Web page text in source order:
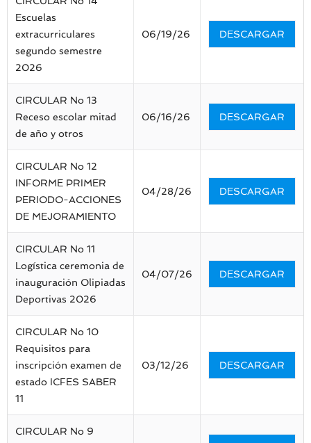
Escuelas
extracurriculares
segundo semestre
2026
06/19/26 DESCARGAR
CIRCULAR No 13
Receso escolar mitad
de año y otros
06/16/26 DESCARGAR
CIRCULAR No 12
INFORME PRIMER
PERIODO-ACCIONES
DE MEJORAMIENTO
04/28/26 DESCARGAR
CIRCULAR No 11
Logística ceremonia de
inauguración Olipiadas
Deportivas 2026
04/07/26 DESCARGAR
CIRCULAR No 10
Requisitos para
inscripción examen de
estado ICFES SABER
11
03/12/26 DESCARGAR
CIRCULAR No 9